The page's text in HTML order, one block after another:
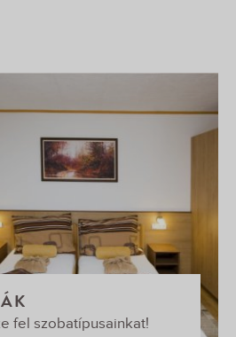
fel szobatípusainkat!